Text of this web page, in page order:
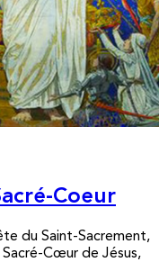
Coeur
du Saint-Sacrement,
Cœur de Jésus,